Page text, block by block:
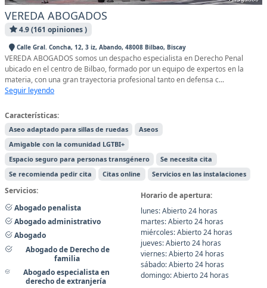
VEREDA ABOGADOS
4.9 (161 opiniones )
Calle Gral. Concha, 12, 3 iz, Abando, 48008 Bilbao, Biscay
VEREDA ABOGADOS somos un despacho especialista en Derecho Penal
ubicado en el centro de Bilbao, formado por un equipo de expertos en la
materia, con una gran trayectoria profesional tanto en defensa c...
Seguir leyendo
Características:
Aseo adaptado para sillas de ruedas
Aseos
Amigable con la comunidad LGTBI+
Espacio seguro para personas transgénero
Se necesita cita
Se recomienda pedir cita
Citas online Servicios en las instalaciones
Servicios:
Abogado penalista
Abogado administrativo
Abogado
Abogado de Derecho de
familia
Abogado especialista en
derecho de extranjería
Horario de apertura:
lunes: Abierto 24 horas
martes: Abierto 24 horas
miércoles: Abierto 24 horas
jueves: Abierto 24 horas
viernes: Abierto 24 horas
sábado: Abierto 24 horas
domingo: Abierto 24 horas